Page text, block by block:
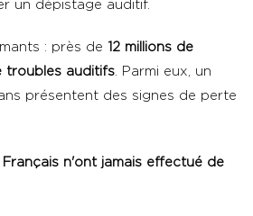
un dépistage auditif.
: près de 12 millions de
troubles auditifs. Parmi eux, un
présentent des signes de perte
Français n'ont jamais effectué de